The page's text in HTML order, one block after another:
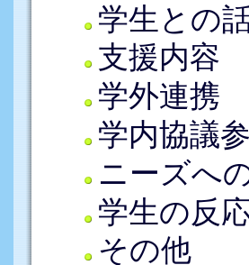
学生との
支援内容
学外連携
学内協議
ニーズへ
学生の反
その他